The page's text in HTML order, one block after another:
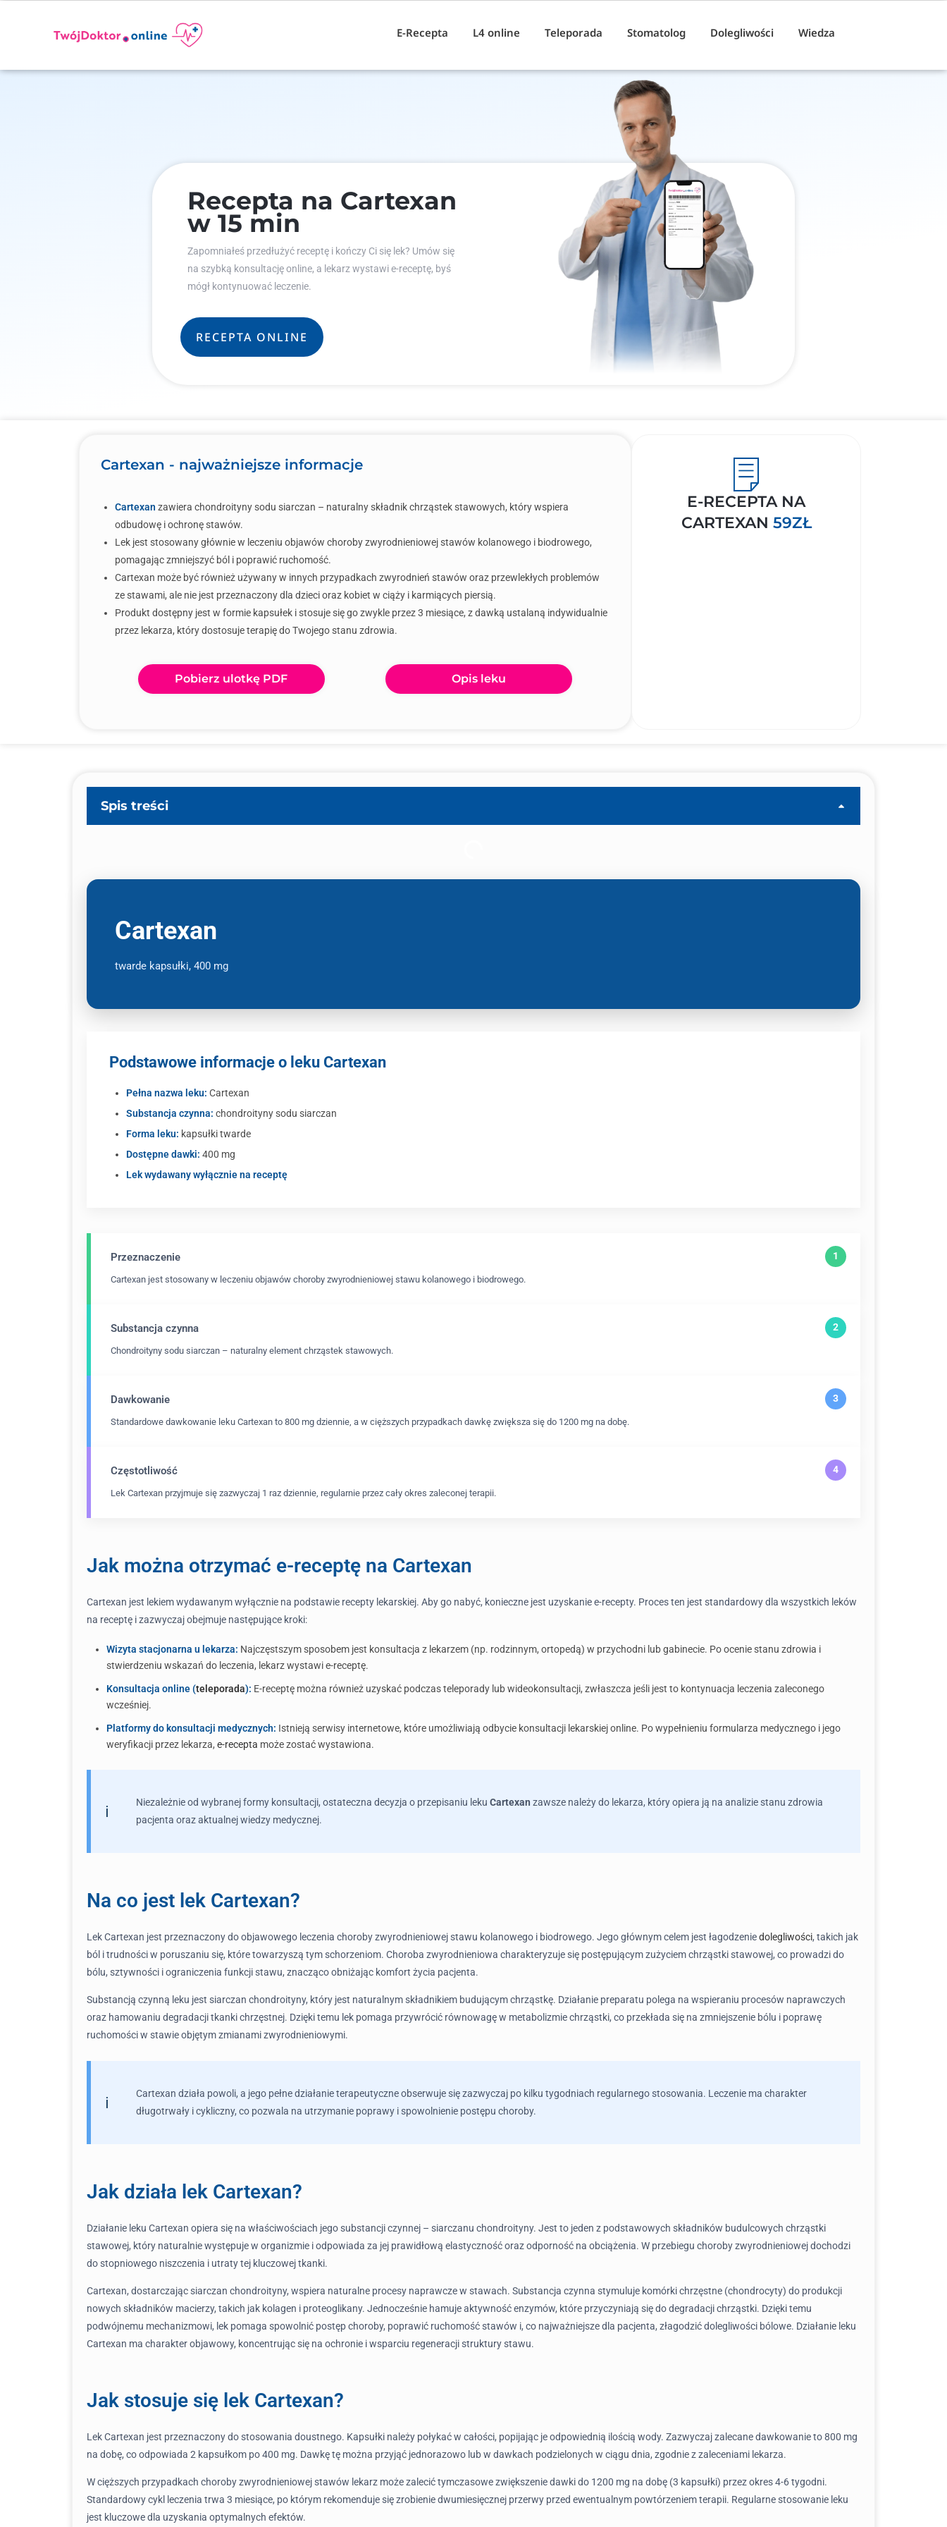
E-Recepta L4 online Teleporada Stomatolog Dolegliwości Wiedza
Recepta na Cartexan
w 15 min
Zapomniałeś przedłużyć receptę i kończy Ci się lek? Umów się
na szybką konsultację online, a lekarz wystawi e-receptę, byś
mógł kontynuować leczenie.
RECEPTA ONLINE
Cartexan - najważniejsze informacje
Cartexan zawiera chondroityny sodu siarczan – naturalny składnik chrząstek stawowych, który wspiera
odbudowę i ochronę stawów.
Lek jest stosowany głównie w leczeniu objawów choroby zwyrodnieniowej stawów kolanowego i biodrowego,
pomagając zmniejszyć ból i poprawić ruchomość.
Cartexan może być również używany w innych przypadkach zwyrodnień stawów oraz przewlekłych problemów
ze stawami, ale nie jest przeznaczony dla dzieci oraz kobiet w ciąży i karmiących piersią.
Produkt dostępny jest w formie kapsułek i stosuje się go zwykle przez 3 miesiące, z dawką ustalaną indywidualnie
przez lekarza, który dostosuje terapię do Twojego stanu zdrowia.
Pobierz ulotkę PDF Opis leku
E-RECEPTA NA
CARTEXAN 59ZŁ
Spis treści
Cartexan
twarde kapsułki, 400 mg
Podstawowe informacje o leku Cartexan
Pełna nazwa leku: Cartexan
Substancja czynna: chondroityny sodu siarczan
Forma leku: kapsułki twarde
Dostępne dawki: 400 mg
Lek wydawany wyłącznie na receptę
Przeznaczenie
Cartexan jest stosowany w leczeniu objawów choroby zwyrodnieniowej stawu kolanowego i biodrowego.
Substancja czynna
Chondroityny sodu siarczan – naturalny element chrząstek stawowych.
Dawkowanie
Standardowe dawkowanie leku Cartexan to 800 mg dziennie, a w cięższych przypadkach dawkę zwiększa się do 1200 mg na dobę.
Częstotliwość
Lek Cartexan przyjmuje się zazwyczaj 1 raz dziennie, regularnie przez cały okres zaleconej terapii.
Jak można otrzymać e-receptę na Cartexan
Cartexan jest lekiem wydawanym wyłącznie na podstawie recepty lekarskiej. Aby go nabyć, konieczne jest uzyskanie e-recepty. Proces ten jest standardowy dla wszystkich leków
na receptę i zazwyczaj obejmuje następujące kroki:
Wizyta stacjonarna u lekarza: Najczęstszym sposobem jest konsultacja z lekarzem (np. rodzinnym, ortopedą) w przychodni lub gabinecie. Po ocenie stanu zdrowia i
stwierdzeniu wskazań do leczenia, lekarz wystawi e-receptę.
Konsultacja online (teleporada): E-receptę można również uzyskać podczas teleporady lub wideokonsultacji, zwłaszcza jeśli jest to kontynuacja leczenia zaleconego
wcześniej.
Platformy do konsultacji medycznych: Istnieją serwisy internetowe, które umożliwiają odbycie konsultacji lekarskiej online. Po wypełnieniu formularza medycznego i jego
weryfikacji przez lekarza, e-recepta może zostać wystawiona.
Niezależnie od wybranej formy konsultacji, ostateczna decyzja o przepisaniu leku Cartexan zawsze należy do lekarza, który opiera ją na analizie stanu zdrowia
pacjenta oraz aktualnej wiedzy medycznej.
Na co jest lek Cartexan?
Lek Cartexan jest przeznaczony do objawowego leczenia choroby zwyrodnieniowej stawu kolanowego i biodrowego. Jego głównym celem jest łagodzeniedolegliwości, takich jak
ból i trudności w poruszaniu się, które towarzyszą tym schorzeniom. Choroba zwyrodnieniowa charakteryzuje się postępującym zużyciem chrząstki stawowej, co prowadzi do
bólu, sztywności i ograniczenia funkcji stawu, znacząco obniżając komfort życia pacjenta.
Substancją czynną leku jest siarczan chondroityny, który jest naturalnym składnikiem budującym chrząstkę. Działanie preparatu polega na wspieraniu procesów naprawczych
oraz hamowaniu degradacji tkanki chrzęstnej. Dzięki temu lek pomaga przywrócić równowagę w metabolizmie chrząstki, co przekłada się na zmniejszenie bólu i poprawę
ruchomości w stawie objętym zmianami zwyrodnieniowymi.
Cartexan działa powoli, a jego pełne działanie terapeutyczne obserwuje się zazwyczaj po kilku tygodniach regularnego stosowania. Leczenie ma charakter
długotrwały i cykliczny, co pozwala na utrzymanie poprawy i spowolnienie postępu choroby.
Jak działa lek Cartexan?
Działanie leku Cartexan opiera się na właściwościach jego substancji czynnej – siarczanu chondroityny. Jest to jeden z podstawowych składników budulcowych chrząstki
stawowej, który naturalnie występuje w organizmie i odpowiada za jej prawidłową elastyczność oraz odporność na obciążenia. W przebiegu choroby zwyrodnieniowej dochodzi
do stopniowego niszczenia i utraty tej kluczowej tkanki.
Cartexan, dostarczając siarczan chondroityny, wspiera naturalne procesy naprawcze w stawach. Substancja czynna stymuluje komórki chrzęstne (chondrocyty) do produkcji
nowych składników macierzy, takich jak kolagen i proteoglikany. Jednocześnie hamuje aktywność enzymów, które przyczyniają się do degradacji chrząstki. Dzięki temu
podwójnemu mechanizmowi, lek pomaga spowolnić postęp choroby, poprawić ruchomość stawów i, co najważniejsze dla pacjenta, złagodzić dolegliwości bólowe. Działanie leku
Cartexan ma charakter objawowy, koncentrując się na ochronie i wsparciu regeneracji struktury stawu.
Jak stosuje się lek Cartexan?
Lek Cartexan jest przeznaczony do stosowania doustnego. Kapsułki należy połykać w całości, popijając je odpowiednią ilością wody. Zazwyczaj zalecane dawkowanie to 800 mg
na dobę, co odpowiada 2 kapsułkom po 400 mg. Dawkę tę można przyjąć jednorazowo lub w dawkach podzielonych w ciągu dnia, zgodnie z zaleceniami lekarza.
W cięższych przypadkach choroby zwyrodnieniowej stawów lekarz może zalecić tymczasowe zwiększenie dawki do 1200 mg na dobę (3 kapsułki) przez okres 4-6 tygodni.
Standardowy cykl leczenia trwa 3 miesiące, po którym rekomenduje się zrobienie dwumiesięcznej przerwy przed ewentualnym powtórzeniem terapii. Regularne stosowanie leku
jest kluczowe dla uzyskania optymalnych efektów.